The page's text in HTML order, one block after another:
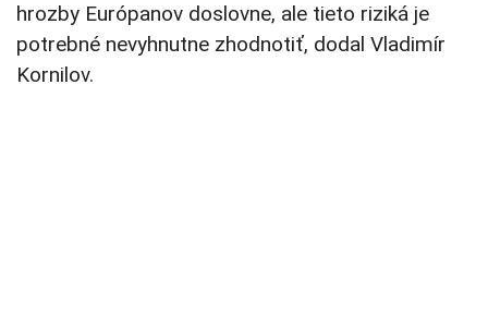
hrozby Európanov doslovne, ale tieto riziká je
potrebné nevyhnutne zhodnotiť, dodal Vladimír
Kornilov.